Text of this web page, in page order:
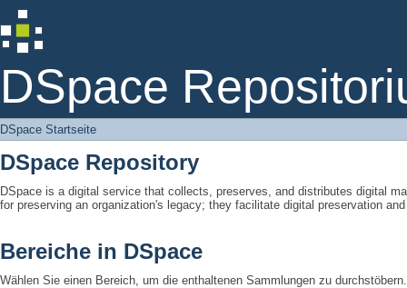
DSpace
DSpace Startseite
DSpace Startseite
DSpace Repository
DSpace is a digital service that collects, preserves, and distributes digital
for preserving an organization's legacy; they facilitate digital preservation
Bereiche in DSpace
Wählen Sie einen Bereich, um die enthaltenen Sammlungen zu durchstöbern.